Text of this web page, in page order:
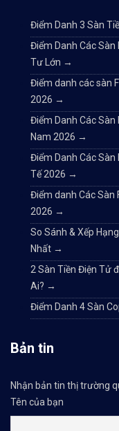
Điểm Danh 3 Sàn
Điểm Danh Các Sàn
Tư Lớn →
Điểm danh các sàn
2026 →
Điểm Danh Các
Nam 2026 →
Điểm Danh Các Sàn
Tế 2026 →
Điểm danh Các Sàn
2026 →
So Sánh & Xếp
Nhất →
2 Sàn Tiền Điện Tử
Ai? →
Điểm Danh 4 Sàn
Bản tin
Nhận bản tin thị trường
Tên của bạn